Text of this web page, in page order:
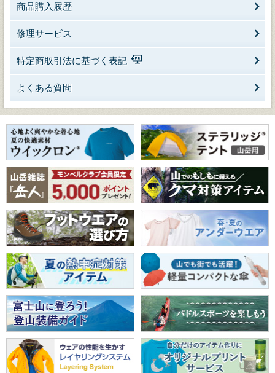
商品購入履歴
修理サービス
特定商取引法に基づく表記
よくある質問